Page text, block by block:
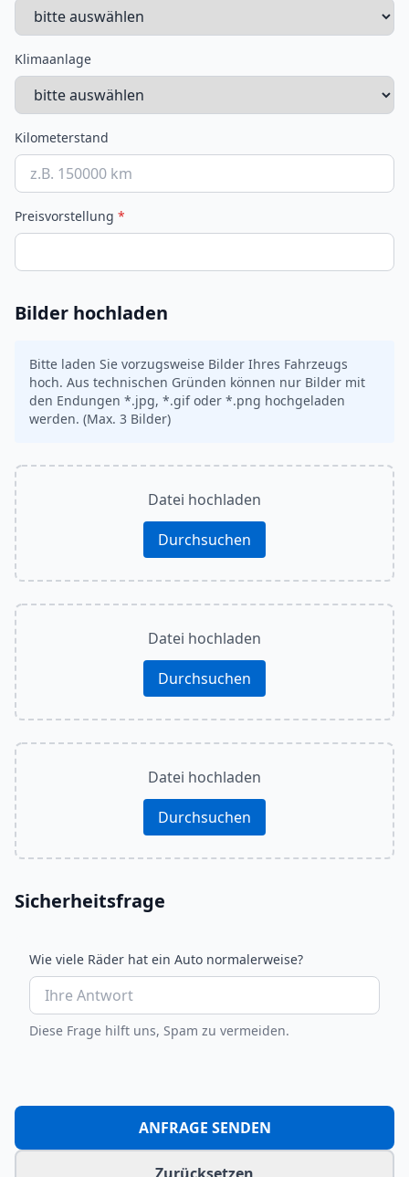
Klimaanlage
Kilometerstand
Preisvorstellung *
Bilder hochladen
Bitte laden Sie vorzugsweise Bilder Ihres Fahrzeugs
hoch. Aus technischen Gründen können nur Bilder mit
den Endungen *.jpg, *.gif oder *.png hochgeladen
werden. (Max. 3 Bilder)
Datei hochladen
Durchsuchen
Datei hochladen
Durchsuchen
Datei hochladen
Durchsuchen
Sicherheitsfrage
Wie viele Räder hat ein Auto normalerweise?
Diese Frage hilft uns, Spam zu vermeiden.
ANFRAGE SENDEN